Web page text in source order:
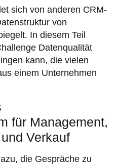
sich von anderen CRM-
von
In diesem Teil
Datenqualität
kann, die vielen
einem Unternehmen
für Management,
Verkauf
die Gespräche zu